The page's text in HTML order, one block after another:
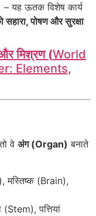
– यह ऊतक विशेष कार्य
सहारा, पोषण और सुरक्षा
और मिश्रण (World
Elements,
वे अंग (Organ) बनाते
मस्तिष्क (Brain),
पत्तियां